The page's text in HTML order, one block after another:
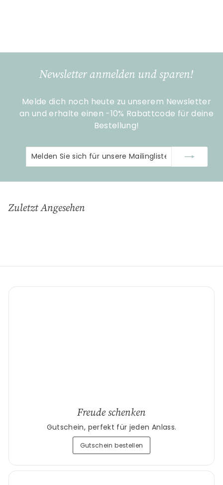
,
Newsletter anmelden und sparen!
Melde dich noch heute zu unserem Newsletter
an und erhalte einen -10% Rabattcode für deine
Bestellung!
Melden
Sie
für
Abonnieren
Zuletzt Angesehen
Freude schenken
Gutschein, perfekt für jeden Anlass.
Gutschein bestellen